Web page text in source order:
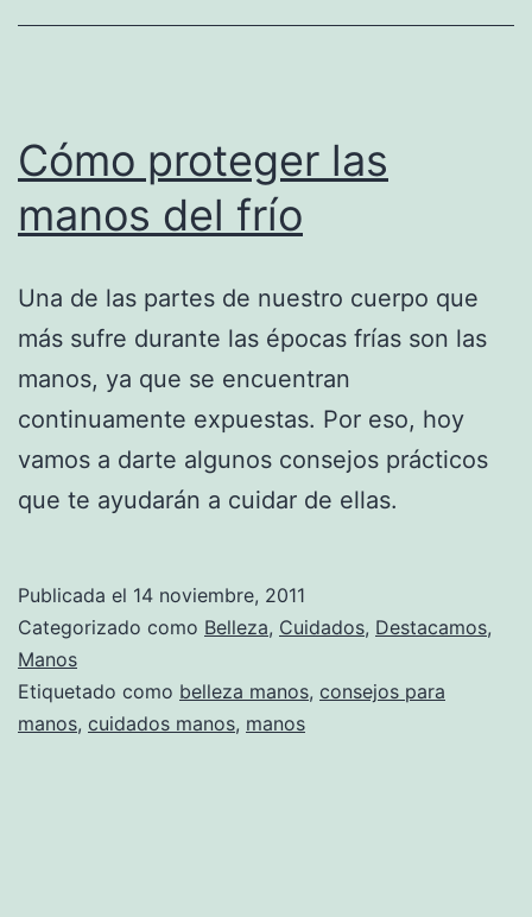
Cómo proteger las
manos del frío
Una de las partes de nuestro cuerpo que
más sufre durante las épocas frías son las
manos, ya que se encuentran
continuamente expuestas. Por eso, hoy
vamos a darte algunos consejos prácticos
que te ayudarán a cuidar de ellas.
Publicada el 14 noviembre, 2011
Categorizado como Belleza, Cuidados, Destacamos,
Manos
Etiquetado como belleza manos, consejos para
manos, cuidados manos, manos